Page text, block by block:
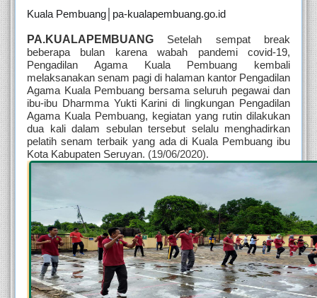
Kuala Pembuang│pa-kualapembuang.go.id
PA.KUALAPEMBUANG Setelah sempat break
beberapa bulan karena wabah pandemi covid-19,
Pengadilan Agama Kuala Pembuang kembali
melaksanakan senam pagi di halaman kantor Pengadilan
Agama Kuala Pembuang bersama seluruh pegawai dan
ibu-ibu Dharmma Yukti Karini di lingkungan Pengadilan
Agama Kuala Pembuang, kegiatan yang rutin dilakukan
dua kali dalam sebulan tersebut selalu menghadirkan
pelatih senam terbaik yang ada di Kuala Pembuang ibu
Kota Kabupaten Seruyan. (19/06/2020).